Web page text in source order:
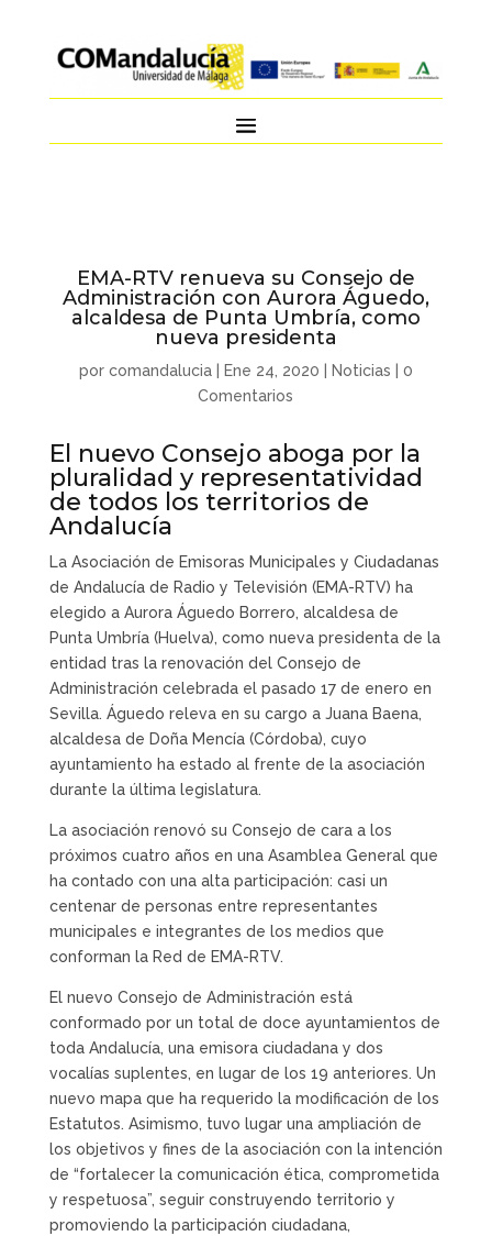
EMA-RTV renueva su Consejo de
Administración con Aurora Águedo,
alcaldesa de Punta Umbría, como
nueva presidenta
por comandalucia| Ene 24, 2020 Noticias
0
Comentarios
El nuevo Consejo aboga por la
pluralidad y representatividad
de todos los territorios de
Andalucía
La Asociación de Emisoras Municipales y Ciudadanas
de Andalucía de Radio y Televisión (EMA-RTV) ha
elegido a Aurora Águedo Borrero, alcaldesa de
Punta Umbría (Huelva), como nueva presidenta de la
entidad tras la renovación del Consejo de
Administración celebrada el pasado 17 de enero en
Sevilla. Águedo releva en su cargo a Juana Baena,
alcaldesa de Doña Mencía (Córdoba), cuyo
ayuntamiento ha estado al frente de la asociación
durante la última legislatura.
La asociación renovó su Consejo de cara a los
próximos cuatro años en una Asamblea General que
ha contado con una alta participación: casi un
centenar de personas entre representantes
municipales e integrantes de los medios que
conforman la Red de EMA-RTV.
El nuevo Consejo de Administración está
conformado por un total de doce ayuntamientos de
toda Andalucía, una emisora ciudadana y dos
vocalías suplentes, en lugar de los 19 anteriores. Un
nuevo mapa que ha requerido la modificación de los
Estatutos. Asimismo, tuvo lugar una ampliación de
los objetivos y fines de la asociación con la intención
de “fortalecer la comunicación ética, comprometida
y respetuosa”, seguir construyendo territorio y
promoviendo la participación ciudadana,